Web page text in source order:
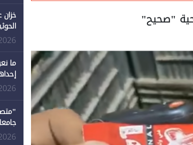
"صحيح"
ما
12 عامًا و6 جامعات كان نصيبها 1% فقط